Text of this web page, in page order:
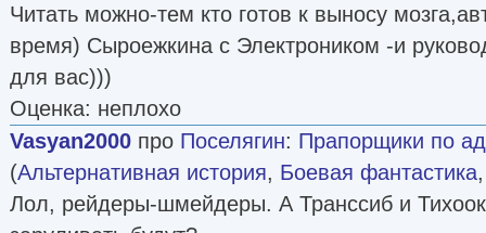
Читать можно-тем кто готов к выносу
время) Сыроежкина с Электроником -и
для вас)))
Оценка: неплохо
Vasyan2000 про Поселягин: Прапорщики по
(Альтернативная история, Боевая фантастика
Лол, рейдеры-шмейдеры. А Транссиб и